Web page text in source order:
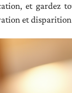
et gardez
et